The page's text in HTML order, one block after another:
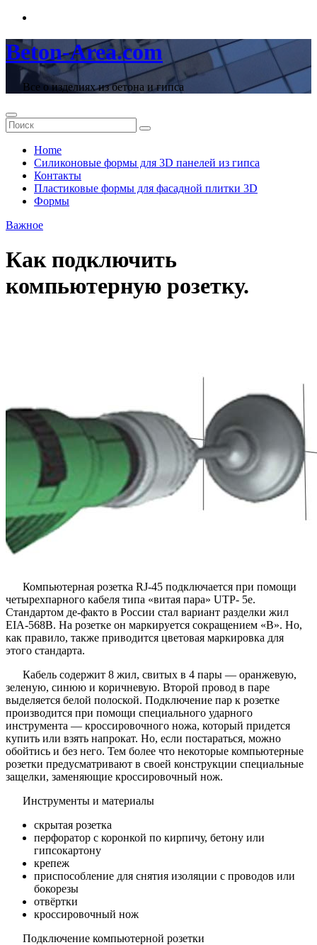
Перейти
содержимому
Beton-Area.com
Все о изделиях из бетона и гипса
Home
Cиликоновые формы для 3D панелей из гипса
Контакты
Пластиковые формы для фасадной плитки 3D
Формы
Важное
Как подключить
компьютерную розетку.
Компьютерная розетка RJ-45 подключается при помощи
четырехпарного кабеля типа «витая пара» UTP- 5e.
Стандартом де-факто в России стал вариант разделки жил
EIA-568B. На розетке он маркируется сокращением «В». Но,
как правило, также приводится цветовая маркировка для
этого стандарта.
Кабель содержит 8 жил, свитых в 4 пары — оранжевую,
зеленую, синюю и коричневую. Второй провод в паре
выделяется белой полоской. Подключение пар к розетке
производится при помощи специального ударного
инструмента — кроссировочного ножа, который придется
купить или взять напрокат. Но, если постараться, можно
обойтись и без него. Тем более что некоторые компьютерные
розетки предусматривают в своей конструкции специальные
защелки, заменяющие кроссировочный нож.
Инструменты и материалы
скрытая розетка
перфоратор с коронкой по кирпичу, бетону или
гипсокартону
крепеж
приспособление для снятия изоляции с проводов или
бокорезы
отвёртки
кроссировочный нож
Подключение компьютерной розетки